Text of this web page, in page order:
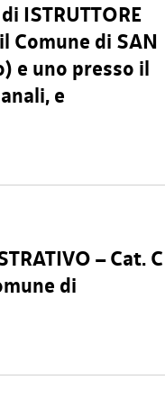
ISTRUTTORE
Comune di SAN
e uno presso il
e
– Cat. C
di